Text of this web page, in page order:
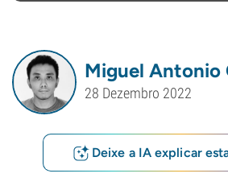
Miguel Antonio
28 Dezembro 2022
Deixe a IA explicar